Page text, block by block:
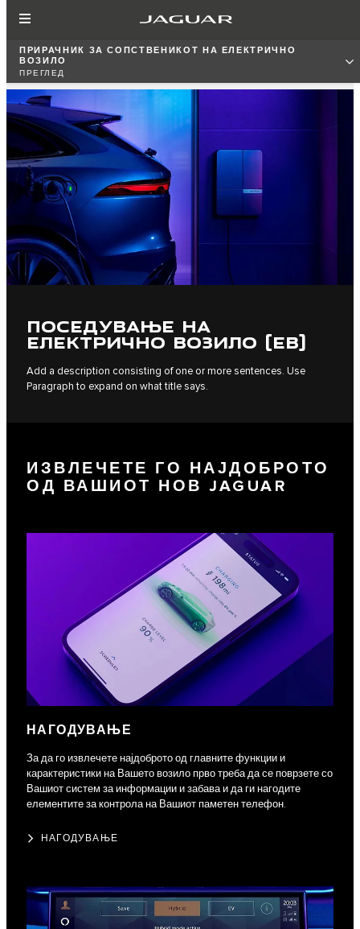
ПРИРАЧНИК ЗА СОПСТВЕНИКОТ НА ЕЛЕКТРИЧНО
ВОЗИЛО
ПРЕГЛЕД
ПОСЕДУВАЊЕ НА
ЕЛЕКТРИЧНО ВОЗИЛО (ЕВ)
Add a description consisting of one or more sentences. Use
Paragraph to expand on what title says.
ИЗВЛЕЧЕТЕ ГО НАЈДОБРОТО
ОД ВАШИОТ НОВ JAGUAR
НАГОДУВАЊЕ
За да го извлечете најдоброто од главните функции и
карактеристики на Вашето возило прво треба да се поврзете со
Вашиот систем за информации и забава и да ги нагодите
елементите за контрола на Вашиот паметен телефон.
НАГОДУВАЊЕ